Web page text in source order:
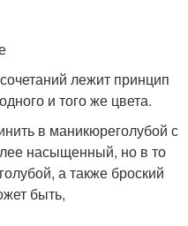
лежит принцип
и того же цвета.
в маникюреголубой с
насыщенный, но в то
а также броский
быть,